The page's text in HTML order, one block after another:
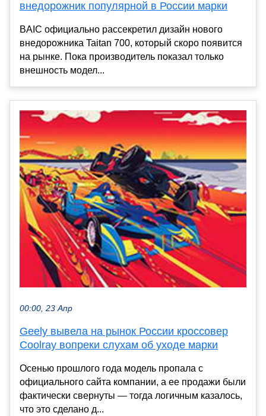
внедорожник популярной в России марки
BAIC официально рассекретил дизайн нового
внедорожника Taitan 700, который скоро появится
на рынке. Пока производитель показал только
внешность модел...
00:00, 23 Апр
Geely вывела на рынок России кроссовер
Coolray вопреки слухам об уходе марки
Осенью прошлого года модель пропала с
официального сайта компании, а ее продажи были
фактически свернуты — тогда логичным казалось,
что это сделано д...